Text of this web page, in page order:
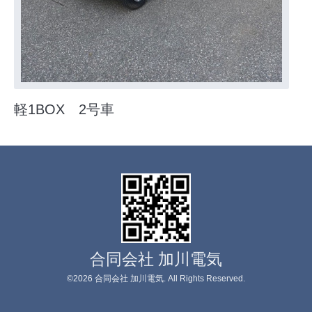
軽1BOX 2号車
合同会社 加川電気
©2026 合同会社 加川電気 . All Rights Reserved.